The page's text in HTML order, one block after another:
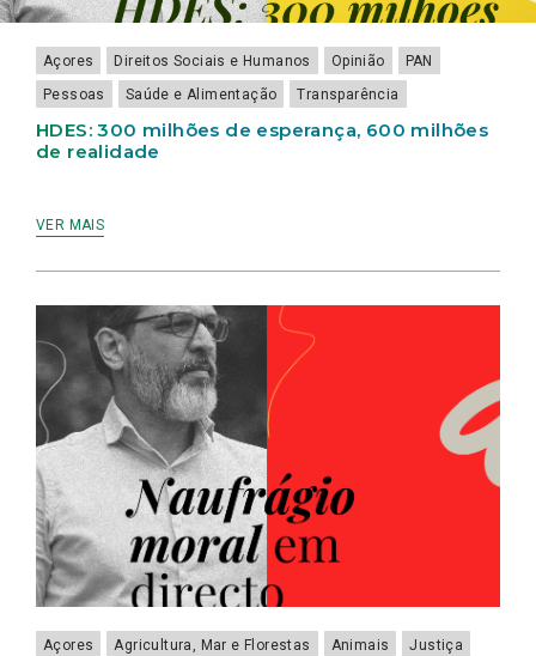
Açores Direitos Sociais e Humanos Opinião
PAN
Pessoas
Saúde e Alimentação Transparência
HDES: 300 milhões de esperança, 600 milhões
de realidade
VER MAIS
Açores Agricultura, Mar e Florestas Animais
Justiça